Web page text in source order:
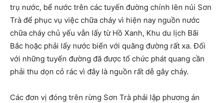
trụ nước, bể nước trên các tuyến đường chính lên núi Sơn
Trà để phục vụ việc chữa cháy vì hiện nay nguồn nước
chữa cháy chủ yếu vẫn lấy từ Hồ Xanh, Khu du lịch Bãi
Bắc hoặc phải lấy nước biển với quãng đường rất xa. Đối
với những tuyến đường đã được tổ chức phát quang cần
phải thu dọn cỏ rác vì đây là nguồn rất dễ gây cháy.
Các đơn vị đóng trên rừng Sơn Trà phải lập phương án